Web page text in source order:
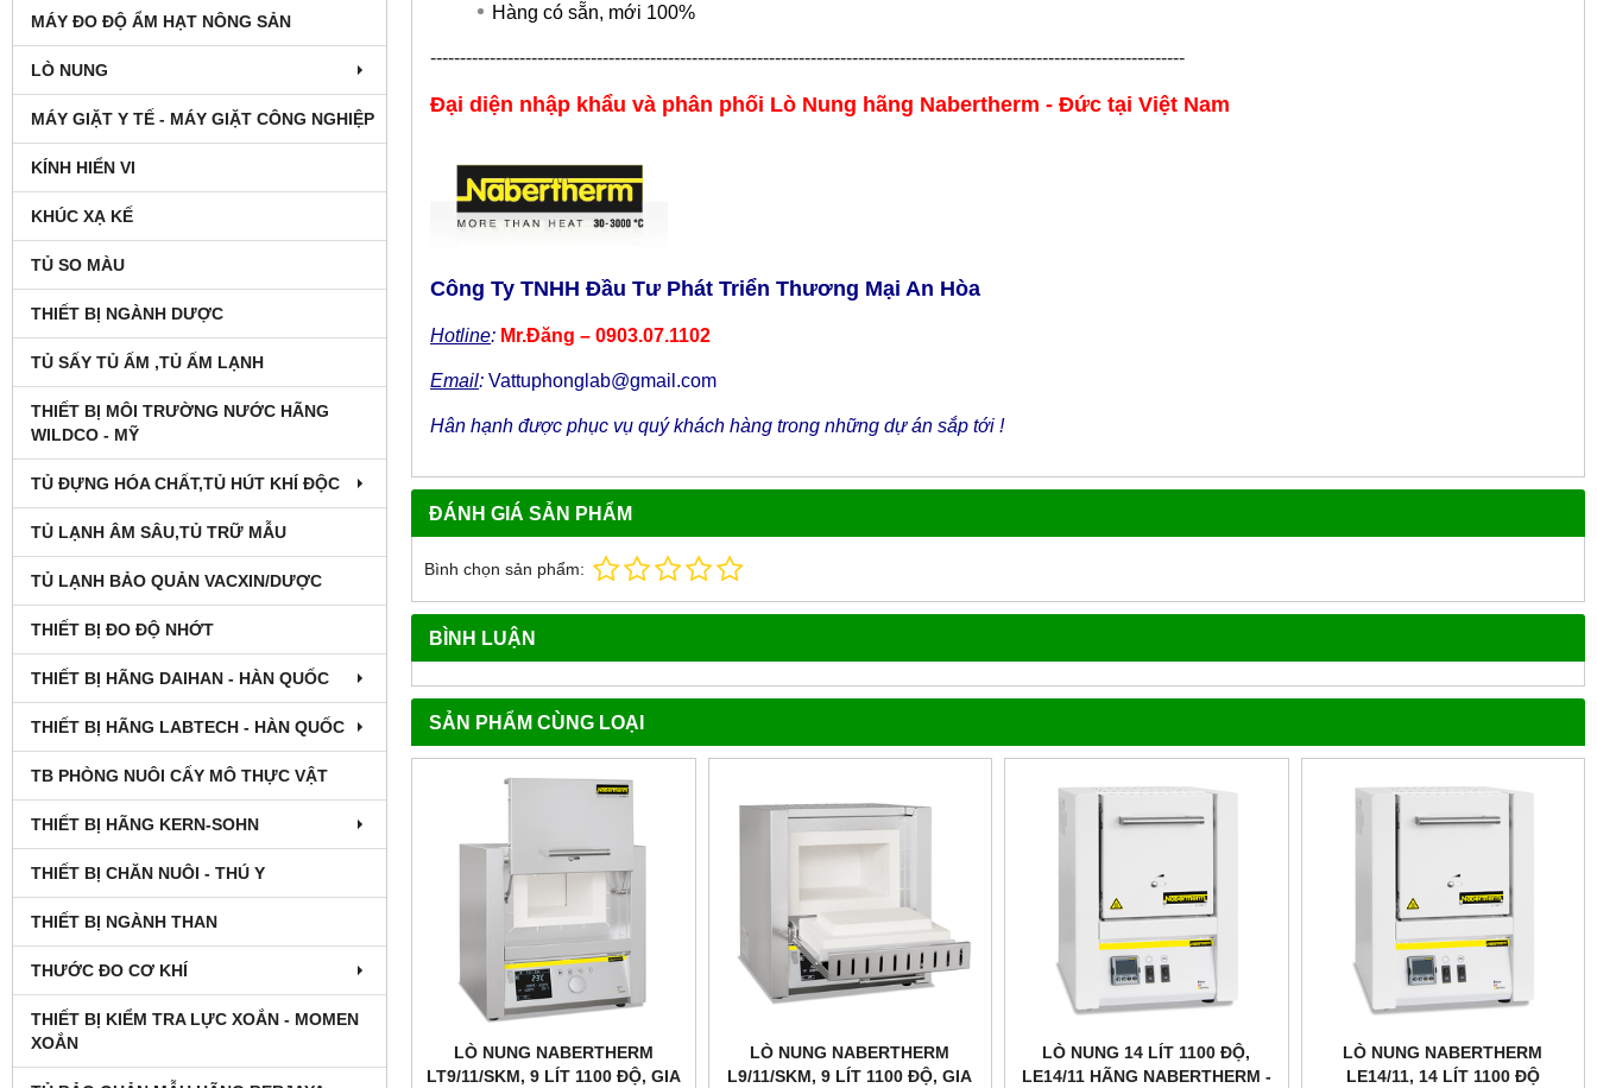
MÁY ĐO ĐỘ ẨM HẠT NÔNG SẢN
LÒ NUNG
MÁY GIẶT Y TẾ - MÁY GIẶT CÔNG NGHIỆP
KÍNH HIỂN VI
KHÚC XẠ KẾ
TỦ SO MÀU
THIẾT BỊ NGÀNH DƯỢC
TỦ SẤY TỦ ẤM ,TỦ ẤM LẠNH
THIẾT BỊ MÔI TRƯỜNG NƯỚC HÃNG
WILDCO - MỸ
TỦ ĐỰNG HÓA CHẤT,TỦ HÚT KHÍ ĐỘC
TỦ LẠNH ÂM SÂU,TỦ TRỮ MẪU
TỦ LẠNH BẢO QUẢN VACXIN/DƯỢC
THIẾT BỊ ĐO ĐỘ NHỚT
THIẾT BỊ HÃNG DAIHAN - HÀN QUỐC
THIẾT BỊ HÃNG LABTECH - HÀN QUỐC
TB PHÒNG NUÔI CẤY MÔ THỰC VẬT
THIẾT BỊ HÃNG KERN-SOHN
THIẾT BỊ CHĂN NUÔI - THÚ Y
THIẾT BỊ NGÀNH THAN
THƯỚC ĐO CƠ KHÍ
THIẾT BỊ KIỂM TRA LỰC XOẮN - MOMEN
XOẮN
Hàng có sẵn, mới 100%
-------------------------------------------------------------------------------------------------------------------------------
Đại diện nhập khẩu và phân phối Lò Nung hãng Nabertherm - Đức tại Việt Nam
Công Ty TNHH Đầu Tư Phát Triển Thương Mại An Hòa
Hotline: Mr.Đăng – 0903.07.1102
Email: Vattuphonglab@gmail.com
Hân hạnh được phục vụ quý khách hàng trong những dự án sắp tới !
ĐÁNH GIÁ SẢN PHẨM
Bình chọn sản phẩm:
BÌNH LUẬN
SẢN PHẨM CÙNG LOẠI
LÒ NUNG NABERTHERM
LT9/11/SKM, 9 LÍT 1100 ĐỘ, GIA
LÒ NUNG NABERTHERM
L9/11/SKM, 9 LÍT 1100 ĐỘ, GIA
LÒ NUNG 14 LÍT 1100 ĐỘ,
LE14/11 HÃNG NABERTHERM -
LÒ NUNG NABERTHERM
LE14/11, 14 LÍT 1100 ĐỘ